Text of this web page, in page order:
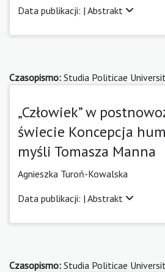
Data publikacji: | Abstrakt
Czasopismo: Studia Politicae
„Człowiek” w
świecie Koncepcja
myśli Tomasza Manna
Agnieszka Turoń-Kowalska
Data publikacji: | Abstrakt
Czasopismo: Studia Politicae